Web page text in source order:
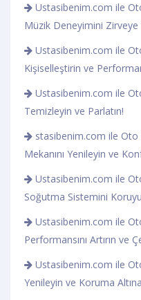
Ustasibenim.com ile
Müzik Deneyimini Zirveye
Ustasibenim.com ile
Kişiselleştirin ve
Ustasibenim.com ile
Temizleyin ve Parlatın!
stasibenim.com ile Oto
Mekanını Yenileyin ve
Ustasibenim.com ile
Soğutma Sistemini
Ustasibenim.com ile
Performansını Artırın ve
Ustasibenim.com ile
Yenileyin ve Koruma